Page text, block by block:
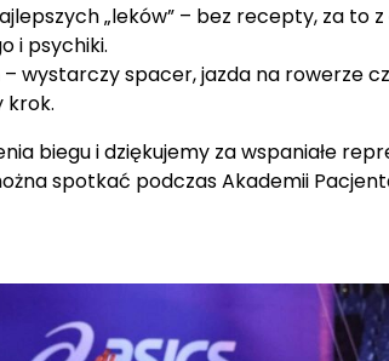
„leków” – bez recepty, za to
i psychiki.
wystarczy spacer, jazda na rowerze
krok.
biegu i dziękujemy za wspaniałe
spotkać podczas Akademii